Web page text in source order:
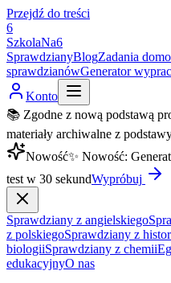
Przejdź do treści
6
SzkolaNa6
SprawdzianyBlogZadania
sprawdzianówGenerator
Konto
📚 Zgodne z nową podstawą
materiały archiwalne z
Nowość✨ Nowość:
test w 30 sekundWypróbuj
Sprawdziany z angielskiego
z polskiegoSprawdziany z
biologiiSprawdziany z chemii
edukacyjnyO nas